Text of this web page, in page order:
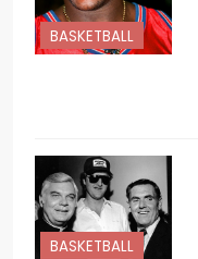
BASKETBALL
BASKETBALL